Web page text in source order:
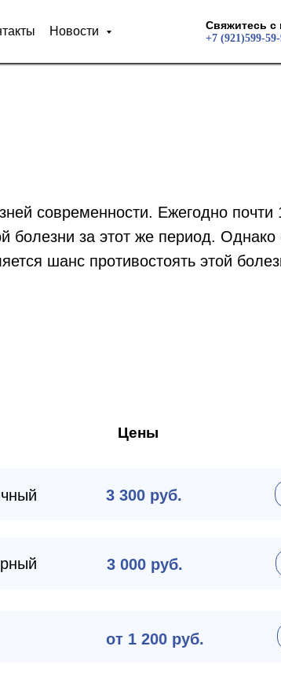
Акции Контакты
Новости Cвяжитесь с
+7 (921)599-
современности. Ежегодно почти
болезни за этот же период. Однако
шанс противостоять этой
Цены
3 000 руб.
3 300 руб.
от 1 200 руб.